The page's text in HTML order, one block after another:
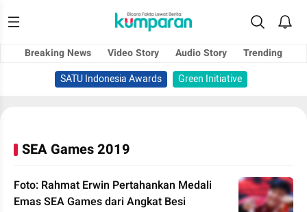
Breaking News Video Story Audio Story
Trending
SATU Indonesia Awards
Green Initiative
SEA Games 2019
Foto: Rahmat Erwin Pertahankan Medali
Emas SEA Games dari Angkat Besi